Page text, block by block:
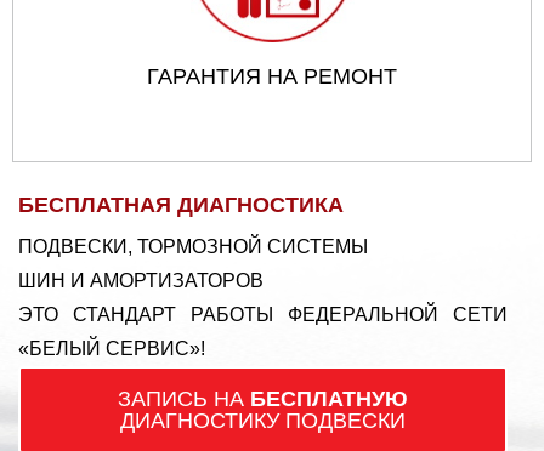
ГАРАНТИЯ НА РЕМОНТ
БЕСПЛАТНАЯ ДИАГНОСТИКА
ПОДВЕСКИ, ТОРМОЗНОЙ СИСТЕМЫ
ШИН И АМОРТИЗАТОРОВ
ЭТО СТАНДАРТ РАБОТЫ ФЕДЕРАЛЬНОЙ СЕТИ
«БЕЛЫЙ СЕРВИС»!
ЗАПИСЬ НА БЕСПЛАТНУЮ
ДИАГНОСТИКУ ПОДВЕСКИ